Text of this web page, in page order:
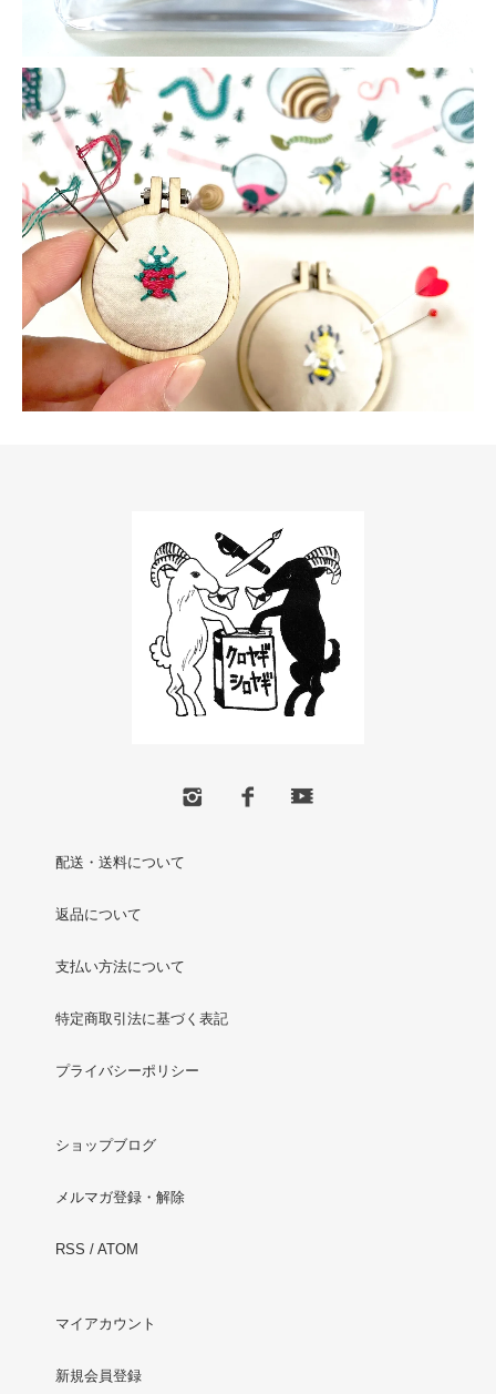
配送・送料について
返品について
支払い方法について
特定商取引法に基づく表記
プライバシーポリシー
ショップブログ
メルマガ登録・解除
RSS / ATOM
マイアカウント
新規会員登録